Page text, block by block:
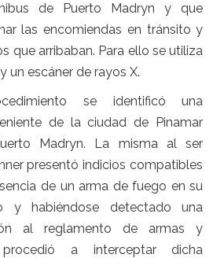
de Puerto Madryn y que
las encomiendas en tránsito y
que arribaban. Para ello se utiliza
un escáner de rayos X.
se identificó una
de la ciudad de Pinamar
Madryn. La misma al ser
presentó indicios compatibles
de un arma de fuego en su
y habiéndose detectado una
al reglamento de armas y
a interceptar dicha